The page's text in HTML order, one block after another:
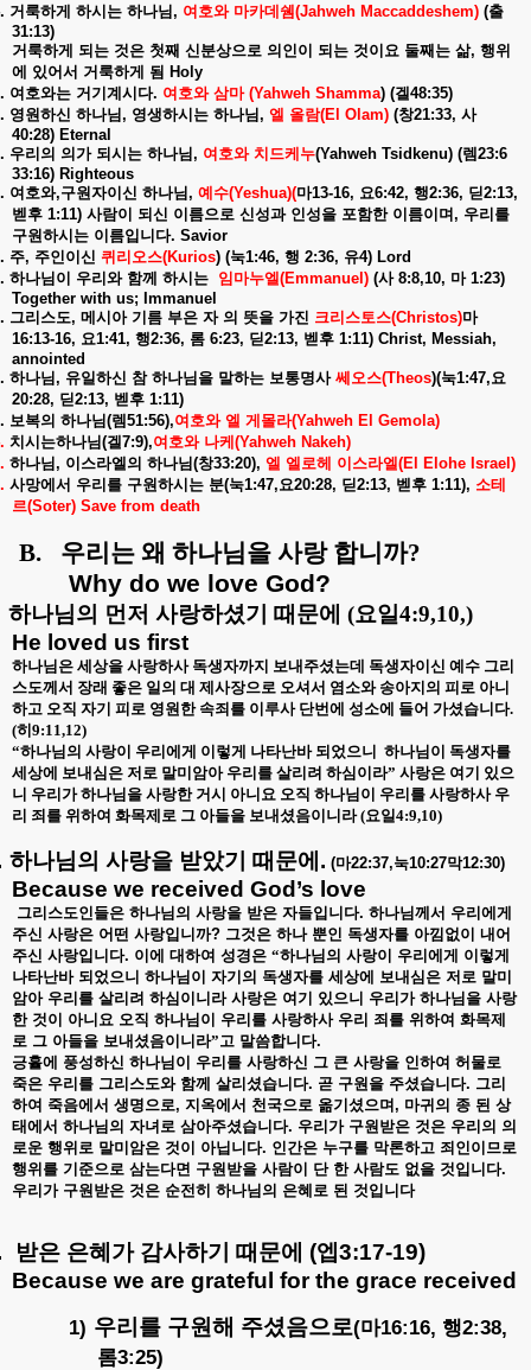
거룩하게 하시는 하나님 , 여호와 마카데쉠(Jahweh Maccaddeshem) (출
31:13)
거룩하게 되는 것은 첫째 신분상으로 의인이 되는 것이요 둘째는 삶, 행위
에 있어서 거룩하게 됨 Holy
여호와는 거기계시다. 여호와 삼마(Yahweh Shamma) (겔48:35)
영원하신 하나님 , 영생하시는 하나님 , 엘 올람(El Olam) (창21:33, 사
40:28) Eternal
우리의 의가 되시는 하나님 , 여호와 치드케누(Yahweh Tsidkenu) (렘23:6
33:16) Righteous
여호와,구원자이신 하나님 , 예수(Yeshua)(마13-16, 요6:42, 행2:36, 딛2:13,
벧후 1:11) 사람이 되신 이름으로 신성과 인성을 포함한 이름이며 , 우리를
구원하시는 이름입니다. Savior
주, 주인이신 퀴리오스(Kurios) (눅1:46, 행 2:36, 유4) Lord
하나님이 우리와 함께 하시는 임마누엘(Emmanuel) (사8:8,10, 마1:23)
Together with us; Immanuel
그리스도, 메시아 기름 부은 자 의 뜻을 가진 크리스토스(Christos)마
16:13-16, 요1:41, 행2:36, 롬 6:23, 딛2:13, 벧후 1:11) Christ, Messiah,
annointed
하나님 , 유일하신 참 하나님을 말하는 보통명사 쎄오스(Theos)(눅1:47,요
20:28, 딛2:13, 벧후 1:11)
보복의 하나님 (렘51:56),여호와 엘 게몰라(Yahweh El Gemola)
치시는하나님 (겔7:9),여호와 나케 (Yahweh Nakeh)
하나님 , 이스라엘의 하나님 (창33:20), 엘 엘로헤 이스라엘(El Elohe Israel)
사망에서 우리를 구원하시는 분(눅1:47,요20:28, 딛2:13, 벧후 1:11), 소테
르(Soter) Save from death
B. 우리는 왜 하나님을 사랑 합니까?
Why do we love God?
하나님의 먼저 사랑하셨기 때문에 (요일4:9,10,)
He loved us first
하나님은 세상을 사랑하사 독생자까지 보내주셨는데 독생자이신 예수 그리
스도께서 장래 좋은 일의 대 제사장으로 오셔서 염소와 송아지의 피로 아니
하고 오직 자기 피로 영원한 속죄를 이루사 단번에 성소에 들어 가셨습니다.
(히 9:11,12)
“하나님의 사랑이 우리에게 이렇게 나타난바 되었으니 하나님이 독생자를
세상에 보내심은 저로 말미암아 우리를 살리려 하심이라” 사랑은 여기 있으
니 우리가 하나님을 사랑한 거시 아니요 오직 하나님이 우리를 사랑하사 우
리 죄를 위하여 화목제로 그 아들을 보내셨음이니라(요일4:9,10)
하나님의 사랑을 받았기 때문에 . (마22:37,눅10:27막12:30)
Because we received God’s love
그리스도인들은 하나님의 사랑을 받은 자들입니다. 하나님께서 우리에게
주신 사랑은 어떤 사랑입니까? 그것은 하나 뿐인 독생자를 아낌없이 내어
주신 사랑입니다. 이에 대하여 성경은 “하나님의 사랑이 우리에게 이렇게
나타난바 되었으니 하나님이 자기의 독생자를 세상에 보내심은 저로 말미
암아 우리를 살리려 하심이니라 사랑은 여기 있으니 우리가 하나님을 사랑
한 것이 아니요 오직 하나님이 우리를 사랑하사 우리 죄를 위하여 화목제
로 그 아들을 보내셨음이니라”고 말씀합니다.
긍휼에 풍성하신 하나님이 우리를 사랑하신 그 큰 사랑을 인하여 허물로
죽은 우리를 그리스도와 함께 살리셨습니다. 곧 구원을 주셨습니다. 그리
하여 죽음에서 생명으로, 지옥에서 천국으로 옮기셨으며 , 마귀의 종 된 상
태에서 하나님의 자녀로 삼아주셨습니다. 우리가 구원받은 것은 우리의 의
로운 행위로 말미암은 것이 아닙니다. 인간은 누구를 막론하고 죄인이므로
행위를 기준으로 삼는다면 구원받을 사람이 단 한 사람도 없을 것입니다.
우리가 구원받은 것은 순전히 하나님의 은혜로 된 것입니다
받은 은혜가 감사하기 때문에 (엡3:17-19)
Because we are grateful for the grace received
1) 우리를 구원해 주셨음으로(마16:16, 행2:38,
롬3:25)